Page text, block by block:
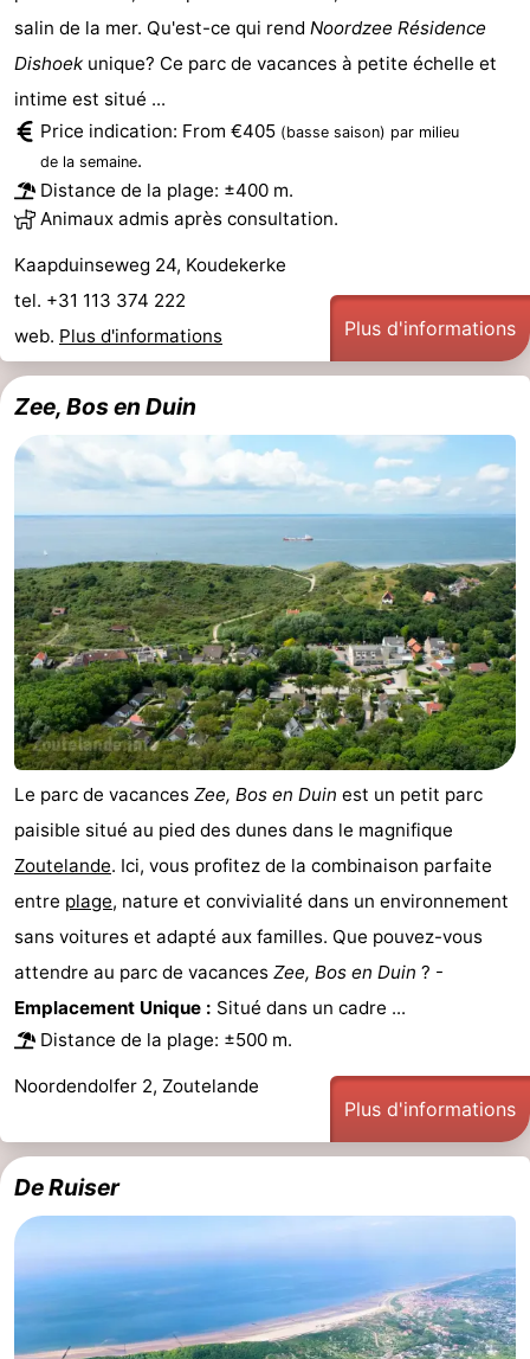
Terrains
de
golf
-
Peche
Sportive
-
Equitation
Boire
et
Événements
Conduite
de
l'anneau
Pratiques
Forum
Route
-
Stationnement
Adresses
Médicales
Région
Zeeland
Schouwen-
Duiveland
-
Renesse
-
Brouwershaven
-
Bruinisse
-
Zierikzee
-
Nature
Oosterschelde
-
Burgh
-
Kop
van
Schouwen
-
Veere
Nature
Oranjezon
Oostkapelle
-
salin de la mer. Qu'est-ce qui rend Noordzee Résidence
Dishoek unique? Ce parc de vacances à petite échelle et
intime est situé ...
Price indication: From €405 (basse saison) par milieu
de la semaine.
Distance de la plage: ±400 m.
Animaux admis après consultation.
Kaapduinseweg 24, Koudekerke
tel. +31 113 374 222
web. Plus d'informations Plus d'informations
Zee, Bos en Duin
Le parc de vacances Zee, Bos en Duin est un petit parc
paisible situé au pied des dunes dans le magnifique
Zoutelande. Ici, vous profitez de la combinaison parfaite
entre plage, nature et convivialité dans un environnement
sans voitures et adapté aux familles. Que pouvez-vous
attendre au parc de vacances Zee, Bos en Duin ? -
Emplacement Unique : Situé dans un cadre ...
Distance de la plage: ±500 m.
Noordendolfer 2, Zoutelande
Plus d'informations
De Ruiser